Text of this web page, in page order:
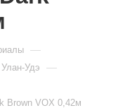
—
Удэ —
Brown VOX 0,42м